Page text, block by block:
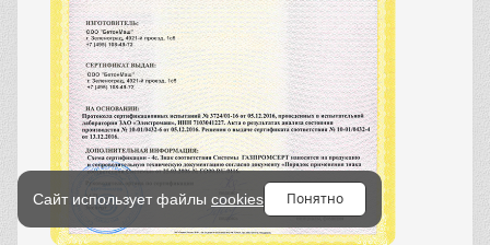
Сайт использует файлы cookies Понятно